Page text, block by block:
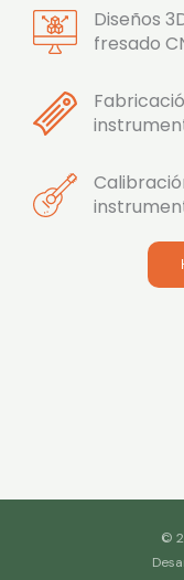
Diseños
fresado
©